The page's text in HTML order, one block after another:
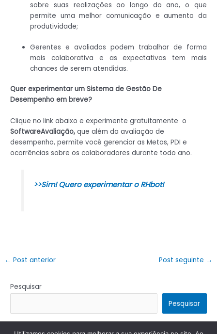
sobre suas realizações ao longo do ano, o que
permite uma melhor comunicação e aumento da
produtividade;
Gerentes e avaliados podem trabalhar de forma
mais colaborativa e as expectativas tem mais
chances de serem atendidas.
Quer experimentar um Sistema de Gestão De
Desempenho em breve?
Clique no link abaixo e experimente gratuitamente o
SoftwareAvaliação,que além da avaliação de
desempenho, permite você gerenciar as Metas, PDI e
ocorrências sobre os colaboradores durante todo ano.
>>Sim! Quero experimentar o RHbot!
← Post anterior Post seguinte →
Pesquisar
Pesquisar